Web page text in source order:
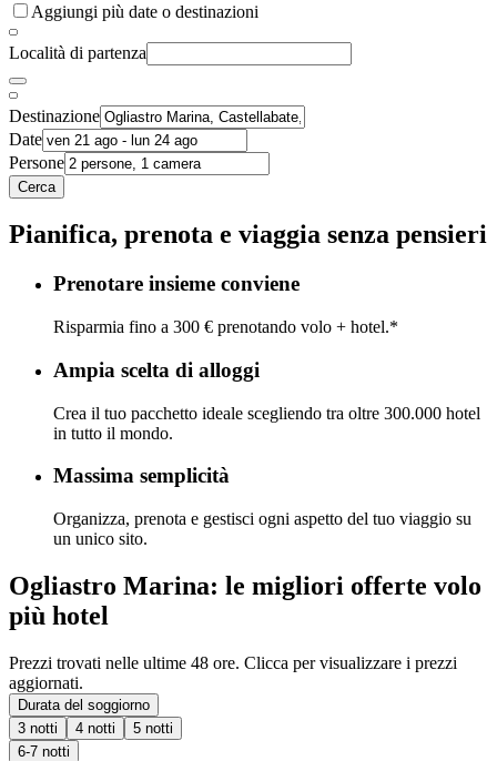
Aggiungi più date o destinazioni
Località di partenza
Destinazione
Date
Persone
Cerca
Pianifica, prenota e viaggia senza pensieri
Prenotare insieme conviene
Risparmia fino a 300 € prenotando volo + hotel.*
Ampia scelta di alloggi
Crea il tuo pacchetto ideale scegliendo tra oltre 300.000 hotel
in tutto il mondo.
Massima semplicità
Organizza, prenota e gestisci ogni aspetto del tuo viaggio su
un unico sito.
Ogliastro Marina: le migliori offerte volo
più hotel
Prezzi trovati nelle ultime 48 ore. Clicca per visualizzare i prezzi
aggiornati.
Durata del soggiorno
3 notti
4 notti
5 notti
6-7 notti